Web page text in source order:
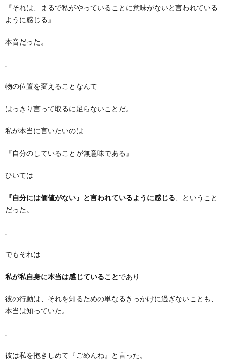
『それは、まるで私がやっていることに意味がないと言われている
ように感じる』
本音だった。
.
物の位置を変えることなんて
はっきり言って取るに足らないことだ。
私が本当に言いたいのは
『自分のしていることが無意味である』
ひいては
『自分には価値がない』と言われているように感じる 、ということ
だった。
.
でもそれは
私が私自身に本当は感じていることであり
彼の行動は、それを知るための単なるきっかけに過ぎないことも、
本当は知っていた。
.
彼は私を抱きしめて『ごめんね』と言った。